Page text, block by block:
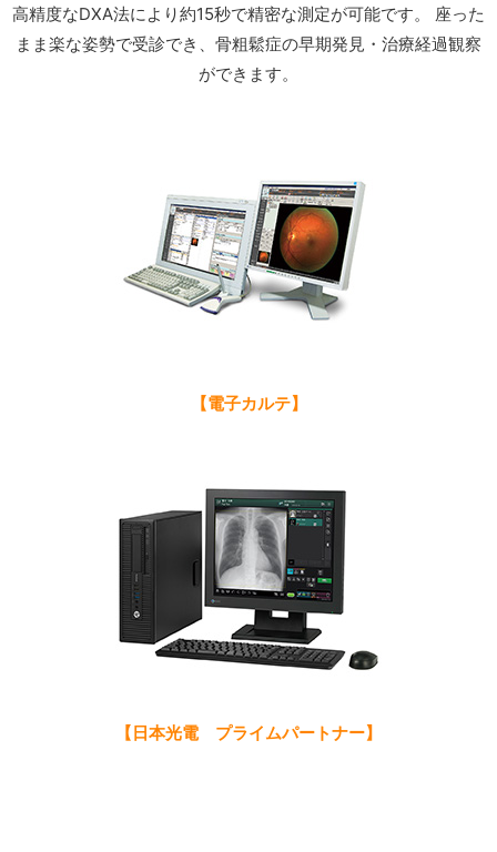
高精度なDXA法により約15秒で精密な測定が可能です。 座った
まま楽な姿勢で受診でき、骨粗鬆症の早期発見・治療経過観察
ができます。
【電子カルテ】
【日本光電 プライムパートナー】